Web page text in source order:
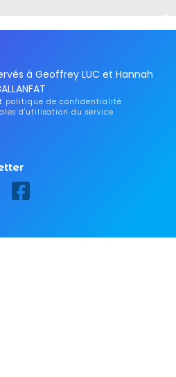
à Geoffrey LUC et Hannah
politique de confidentialité
d'utilisation du service